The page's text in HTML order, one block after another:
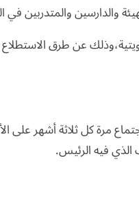
عن طرق
مرة كل ثلاثة أشهر على
الذي فيه الرئيس.